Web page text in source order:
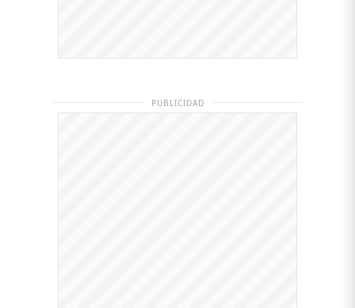
PUBLICIDAD